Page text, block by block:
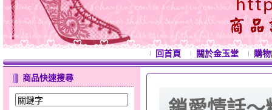
回首頁 關於金玉堂 購
商品快速搜尋